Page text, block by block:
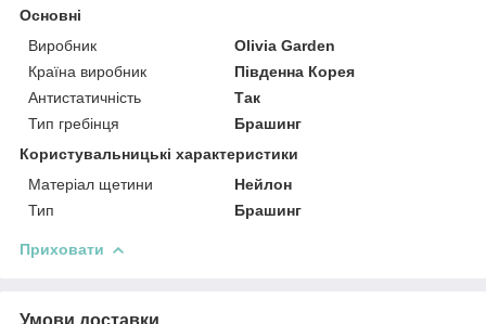
Основні
Виробник
Olivia Garden
Країна виробник
Південна Корея
Антистатичність
Так
Тип гребінця
Брашинг
Користувальницькі характеристики
Матеріал щетини
Нейлон
Тип
Брашинг
Приховати
Умови доставки